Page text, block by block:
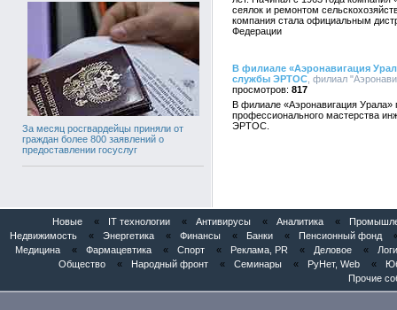
За месяц росгвардейцы приняли от
граждан более 800 заявлений о
предоставлении госуслуг
сеялок и ремонтом
компания стала официальным
Федерации
В филиале «Аэронавигация
службы ЭРТОС , филиал
817
В филиале «Аэронавигация Урала»
профессионального мастерства
ЭРТОС.
Новые « IT технологии « Антивирусы « Аналитика «
Недвижимость
« Энергетика « Финансы « Банки « Пенсионный фонд
Медицина
« Фармацевтика « Спорт « Реклама, PR « Деловое «
Общество
« Народный фронт « Семинары « РуНет, Web «
Прочие